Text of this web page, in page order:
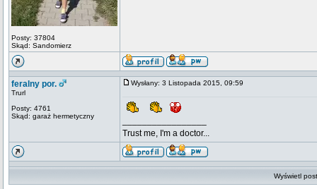
Posty: 37804
Skąd: Sandomierz
feralny por.
Trurl
Posty: 4761
Skąd: garaż hermetyczny
Wysłany: 3 Listopada 2015, 09:59
Trust me, I'm a doctor...
Wyświetl